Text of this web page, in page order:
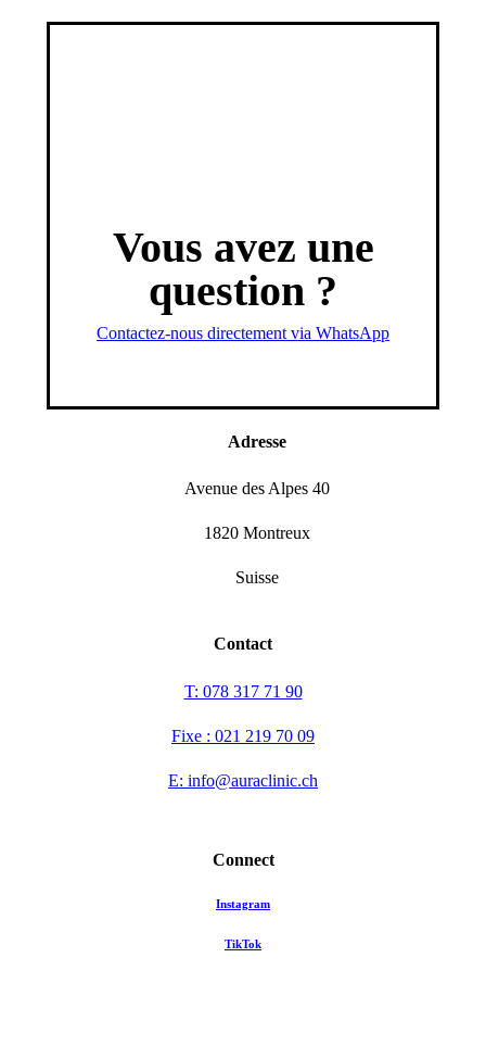
Vous avez une
question ?
Contactez-nous directement via WhatsApp
Adresse
Avenue des Alpes 40
1820 Montreux
Suisse
Contact
T: 078 317 71 90
Fixe : 021 219 70 09
E: info@auraclinic.ch
Connect
Instagram
TikTok